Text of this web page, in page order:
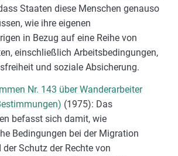
Staaten diese Menschen genauso
wie ihre eigenen
in Bezug auf eine Reihe von
einschließlich Arbeitsbedingungen,
und soziale Absicherung.
Nr. 143 über Wanderarbeiter
(1975): Das
befasst sich damit, wie
Bedingungen bei der Migration
Schutz der Rechte von